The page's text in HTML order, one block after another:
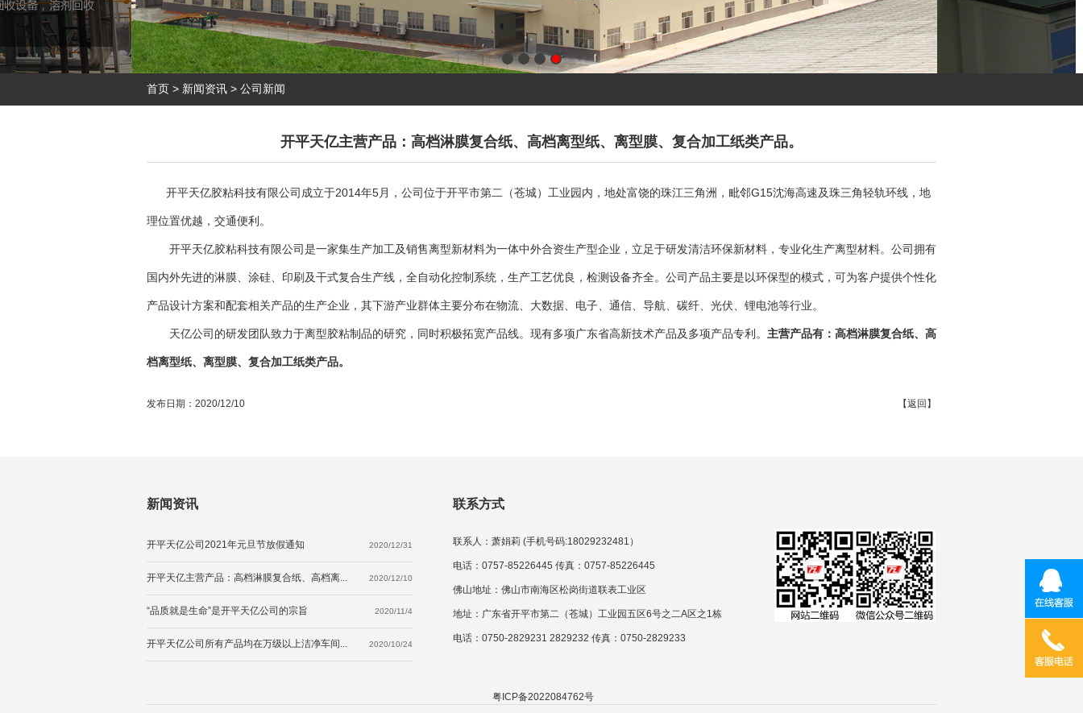
首页 > 新闻资讯 > 公司新闻
开平天亿主营产品：高档淋膜复合纸、高档离型纸、离型膜、复合加工纸类产品。
开平天亿胶粘科技有限公司成立于2014年5月，公司位于开平市第二（苍城）工业园内，地处富饶的珠江三角洲，毗邻G15沈海高速及珠三角轻轨环线，地
理位置优越，交通便利。
开平天亿胶粘科技有限公司是一家集生产加工及销售离型新材料为一体中外合资生产型企业，立足于研发清洁环保新材料，专业化生产离型材料。公司拥有
国内外先进的淋膜、涂硅、印刷及干式复合生产线，全自动化控制系统，生产工艺优良，检测设备齐全。公司产品主要是以环保型的模式，可为客户提供个性化
产品设计方案和配套相关产品的生产企业，其下游产业群体主要分布在物流、大数据、电子、通信、导航、碳纤、光伏、锂电池等行业。
天亿公司的研发团队致力于离型胶粘制品的研究，同时积极拓宽产品线。现有多项广东省高新技术产品及多项产品专利。 主营产品有：高档淋膜复合纸、高
档离型纸、离型膜、复合加工纸类产品。
发布日期：2020/12/10 【返回 】
新闻资讯 联系方式
开平天亿公司2021年元旦节放假通知 2020/12/31
开平天亿主营产品：高档淋膜复合纸、高档离... 2020/12/10
“品质就是生命”是开平天亿公司的宗旨 2020/11/4
开平天亿公司所有产品均在万级以上洁净车间... 2020/10/24
联系人：萧娟莉 (手机号码:18029232481）
电话：0757-85226445 传真：0757-85226445
佛山地址：佛山市南海区松岗街道联表工业区
地址：广东省开平市第二（苍城）工业园五区6号之二A区之1栋
电话：0750-2829231 2829232 传真：0750-2829233
粤ICP备2022084762号